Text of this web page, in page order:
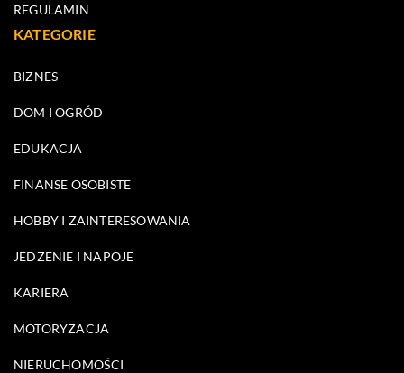
REGULAMIN
KATEGORIE
BIZNES
DOM I OGRÓD
EDUKACJA
FINANSE OSOBISTE
HOBBY I ZAINTERESOWANIA
JEDZENIE I NAPOJE
KARIERA
MOTORYZACJA
NIERUCHOMOŚCI